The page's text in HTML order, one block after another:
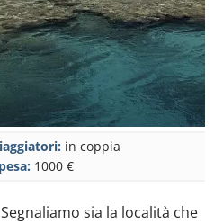
in coppia
1000 €
sia la località che